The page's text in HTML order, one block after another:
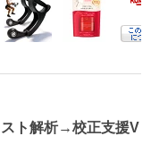
スト解析→校正支援V